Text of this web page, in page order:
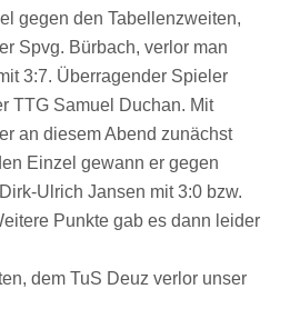
gegen den Tabellenzweiten,
Spvg. Bürbach, verlor man
3:7. Überragender Spieler
TTG Samuel Duchan. Mit
an diesem Abend zunächst
Einzel gewann er gegen
Ulrich Jansen mit 3:0 bzw.
Punkte gab es dann leider
dem TuS Deuz verlor unser